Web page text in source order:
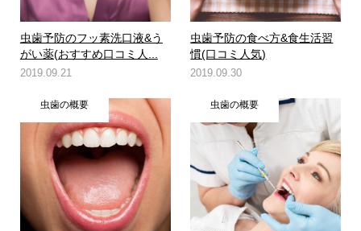
虫歯予防のフッ素洗口液&う
がい薬(おすすめ口コミ人...
2019.09.21
虫歯予防の食べ方&食生活習
慣(口コミ人気)
2019.09.30
虫歯の概要 虫歯の概要